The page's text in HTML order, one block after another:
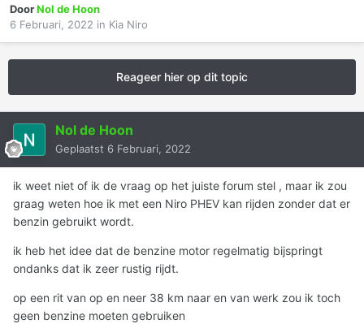
DoorNol de Hoon
6 Februari, 2022 in Kia Niro
Reageer hier op dit topic
Nol de Hoon
Geplaatst 6 Februari, 2022
ik weet niet of ik de vraag op het juiste forum stel , maar ik zou
graag weten hoe ik met een Niro PHEV kan rijden zonder dat er
benzin gebruikt wordt.
ik heb het idee dat de benzine motor regelmatig bijspringt
ondanks dat ik zeer rustig rijdt.
op een rit van op en neer 38 km naar en van werk zou ik toch
geen benzine moeten gebruiken